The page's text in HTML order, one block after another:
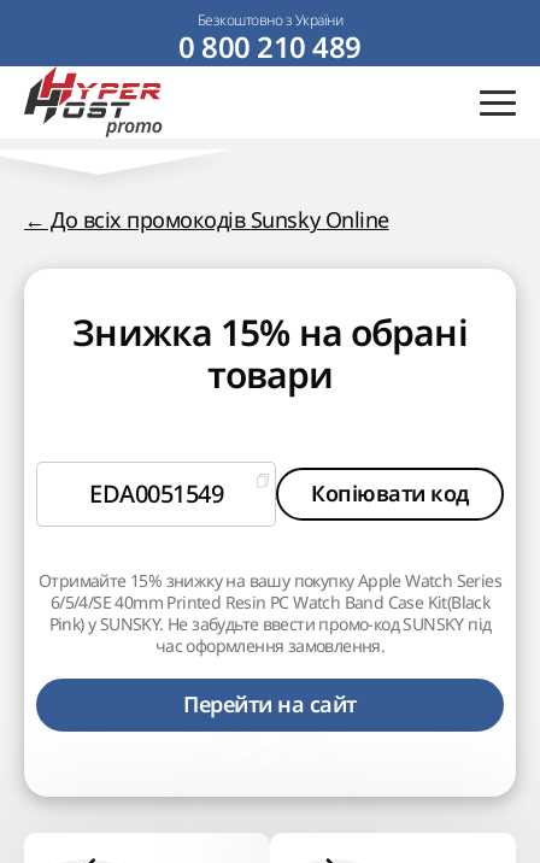
Безкоштовно з України
0 800 210 489
← До всіх промокодів Sunsky Online
Знижка 15% на обрані
товари
EDA0051549 Копіювати код
Отримайте 15% знижку на вашу покупку Apple Watch Series
6/5/4/SE 40mm Printed Resin PC Watch Band Case Kit(Black
Pink) у SUNSKY. Не забудьте ввести промо-код SUNSKY під
час оформлення замовлення.
Перейти на сайт